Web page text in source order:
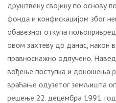
друштвену својину по основу
фонда и конфискацијом због
обавезног откупа
овом захтеву до данас, након
правноснажно одлучено.
вођење поступка и доношења
враћање одузетог земљишта
решење 22. децембра 1991.